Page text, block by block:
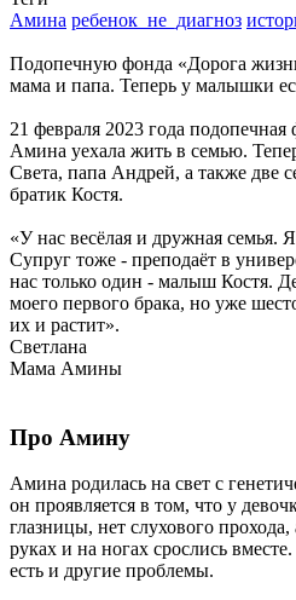
Амина ребенок_не_диагноз
Подопечную фонда «Дорога
мама и папа. Теперь у малышки
21 февраля 2023 года
Амина уехала жить в семью.
Света, папа Андрей, а также две
братик Костя.
«У нас весёлая и дружная семья.
Супруг тоже - преподаёт в
нас только один - малыш Костя.
моего первого брака, но уже
их и растит».
Светлана
Мама Амины
Про Амину
Амина родилась на свет с
он проявляется в том, что у
глазницы, нет слухового
руках и на ногах срослись
есть и другие проблемы.